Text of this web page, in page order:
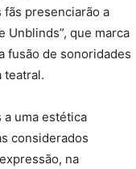
presenciarão a
Unblinds”, que marca
fusão de sonoridades
teatral.
uma estética
considerados
na